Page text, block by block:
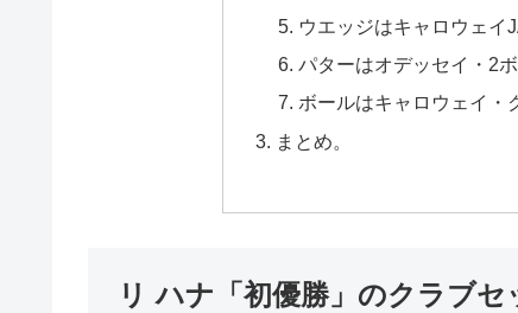
ウエッジはキャロウェイ
パターはオデッセイ・2
ボールはキャロウェイ・
まとめ。
リ ハナ「初優勝」のクラブセ